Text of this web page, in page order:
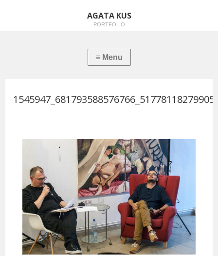
AGATA KUS
PORTFOLIO